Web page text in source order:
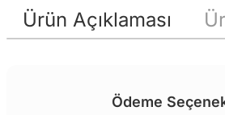
Ürün Açıklaması
Ödeme